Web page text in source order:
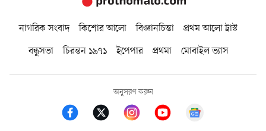
নাগরিক সংবাদ কিশোর আলো বিজ্ঞানচিন্তা
প্রথম আলো ট্রাস্ট
বন্ধুসভা
চিরন্তন ১৯৭১ ইপেপার প্রথমা মোবাইল ভ্যাস
অনুসরণ করুন